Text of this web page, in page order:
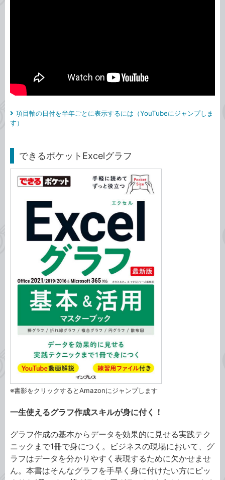
項目軸の日付を半年ごとに表示するには（YouTubeにジャンプしま
す）
できるポケットExcelグラフ
※書影をクリックするとAmazonにジャンプします
一生使えるグラフ作成スキルが身に付く！
グラフ作成の基本からデータを効果的に見せる実践テク
ニックまで1冊で身につく。ビジネスの現場において、グ
ラフはデータを分かりやすく表現するために欠かせませ
ん。本書はそんなグラフを手早く身に付けたい方にピッ